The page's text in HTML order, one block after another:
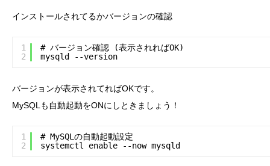
インストールされてるかバージョンの確認
1
2
# バージョン確認 (表示されればOK)
mysqld --version
バージョンが表示されてればOKです。
MySQLも自動起動をONにしときましょう！
1
2
# MySQLの自動起動設定
systemctl enable --now mysqld